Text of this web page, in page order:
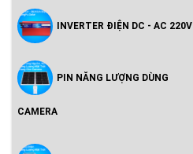
Vườn Cao Cấp Chính Hãng
INVERTER ĐIỆN DC - AC 220V
PIN NĂNG LƯỢNG DÙNG
CAMERA